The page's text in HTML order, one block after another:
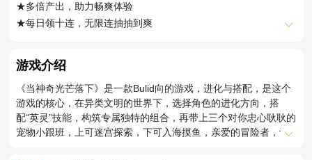
★多倍产出，助力畅爽体验
★每日领十连，无限连抽抽到爽
★送无限连抽指：每日可领取10连抽卡券
游戏介绍
《当神奇光芒落下》是一款Bulid向的游戏，进化与搭配，是这个
游戏的核心，在异类文明的世界下，选择角色的进化方向，搭
配“英灵”技能，构筑专属独特的组合，再带上三个对你忠心耿耿的
宠物小跟班，上可迷宫探索，下可入海摸鱼，亲爱的冒险者，让